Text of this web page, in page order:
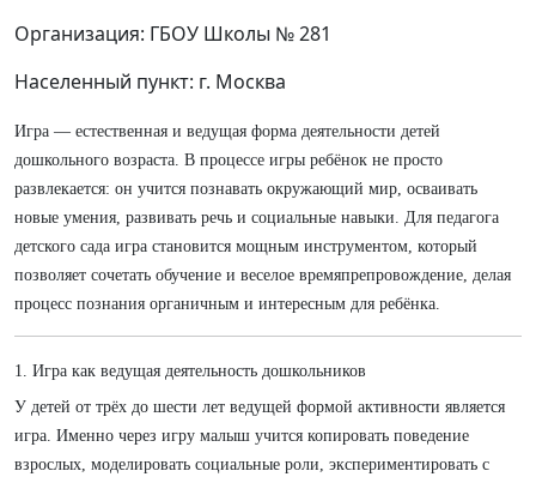
Организация: ГБОУ Школы № 281
Населенный пункт: г. Москва
Игра — естественная и ведущая форма деятельности детей
дошкольного возраста. В процессе игры ребёнок не просто
развлекается: он учится познавать окружающий мир, осваивать
новые умения, развивать речь и социальные навыки. Для педагога
детского сада игра становится мощным инструментом, который
позволяет сочетать обучение и веселое времяпрепровождение, делая
процесс познания органичным и интересным для ребёнка.
1. Игра как ведущая деятельность дошкольников
У детей от трёх до шести лет ведущей формой активности является
игра. Именно через игру малыш учится копировать поведение
взрослых, моделировать социальные роли, экспериментировать с